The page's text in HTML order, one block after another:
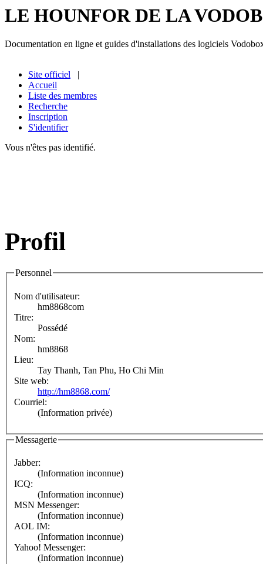
LE HOUNFOR DE LA
Documentation en ligne et guides d'installations des logiciels
Site officiel |
Accueil
Liste des membres
Recherche
Inscription
S'identifier
Vous n'êtes pas identifié.
Profil
Personnel
Nom d'utilisateur:
hm8868com
Titre:
Possédé
Nom:
hm8868
Lieu:
Tay Thanh, Tan Phu, Ho Chi Min
Site web:
http://hm8868.com/
Courriel:
(Information privée)
Messagerie
Jabber:
(Information inconnue)
ICQ:
(Information inconnue)
MSN Messenger:
(Information inconnue)
AOL IM:
(Information inconnue)
Yahoo! Messenger:
(Information inconnue)